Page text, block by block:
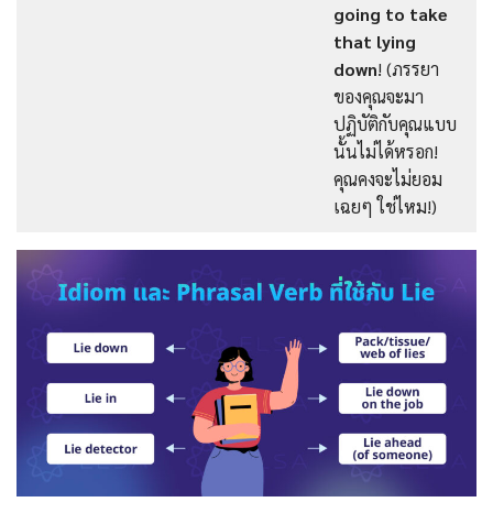
going to take
that lying
down! (ภรรยา
ของคุณจะมา
ปฏิบัติกับคุณแบบ
นั้นไม่ได้หรอก!
คุณคงจะไม่ยอม
เฉยๆ ใช่ไหม!)